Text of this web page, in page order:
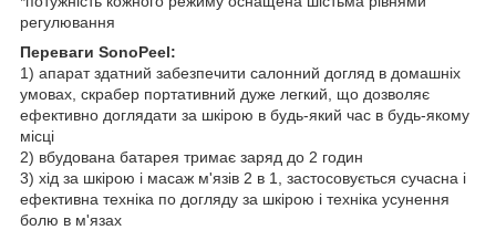
регулювання
Переваги SonoPeel:
1) апарат здатний забезпечити салонний догляд в домашніх
умовах, скрабер портативний дуже легкий, що дозволяє
ефективно доглядати за шкірою в будь-який час в будь-якому
місці
2) вбудована батарея тримає заряд до 2 годин
3) хід за шкірою і масаж м'язів 2 в 1, застосовується сучасна і
ефективна техніка по догляду за шкірою і техніка усунення
болю в м'язах